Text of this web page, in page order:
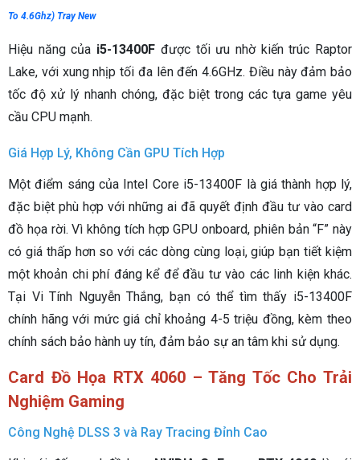
To 4.6Ghz) Tray New
Hiệu năng của i5-13400F được tối ưu nhờ kiến trúc Raptor
Lake, với xung nhịp tối đa lên đến 4.6GHz. Điều này đảm bảo
tốc độ xử lý nhanh chóng, đặc biệt trong các tựa game yêu
cầu CPU mạnh.
Giá Hợp Lý, Không Cần GPU Tích Hợp
Một điểm sáng của Intel Core i5-13400F là giá thành hợp lý,
đặc biệt phù hợp với những ai đã quyết định đầu tư vào card
đồ họa rời. Vì không tích hợp GPU onboard, phiên bản “F” này
có giá thấp hơn so với các dòng cùng loại, giúp bạn tiết kiệm
một khoản chi phí đáng kể để đầu tư vào các linh kiện khác.
Tại Vi Tính Nguyễn Thắng, bạn có thể tìm thấy i5-13400F
chính hãng với mức giá chỉ khoảng 4-5 triệu đồng, kèm theo
chính sách bảo hành uy tín, đảm bảo sự an tâm khi sử dụng.
Card Đồ Họa RTX 4060 – Tăng Tốc Cho Trải
Nghiệm Gaming
Công Nghệ DLSS 3 và Ray Tracing Đỉnh Cao